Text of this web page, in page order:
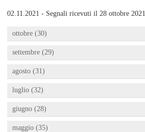
02.11.2021 - Segnali ricevuti il 28 ottobre 2021
ottobre (30)
settembre (29)
agosto (31)
luglio (32)
giugno (28)
maggio (35)